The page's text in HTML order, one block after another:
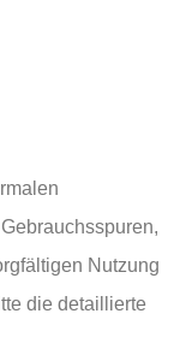
Nutzung
die detaillierte